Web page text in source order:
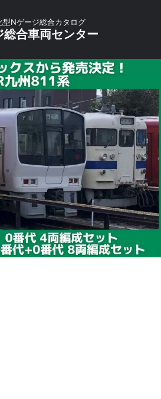
型Nゲージ総合カタログ
総合車両センター